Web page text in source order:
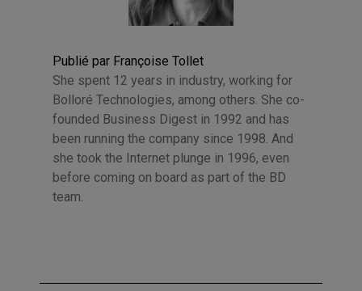
Publié par Françoise Tollet
She spent 12 years in industry, working for
Bolloré Technologies, among others. She co-
founded Business Digest in 1992 and has
been running the company since 1998. And
she took the Internet plunge in 1996, even
before coming on board as part of the BD
team.